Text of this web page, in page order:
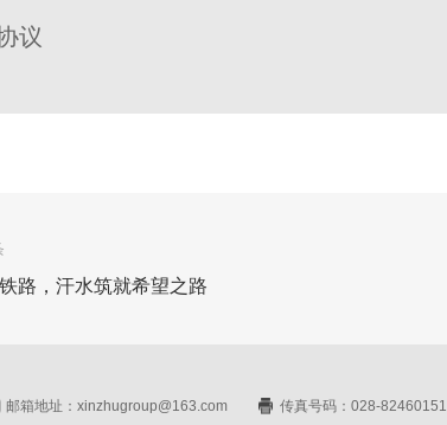
议
路，汗水筑就希望之路
邮箱地址：xinzhugroup@163.com
传真号码：028-82460151